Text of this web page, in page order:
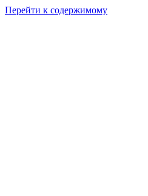
Перейти к содержимому